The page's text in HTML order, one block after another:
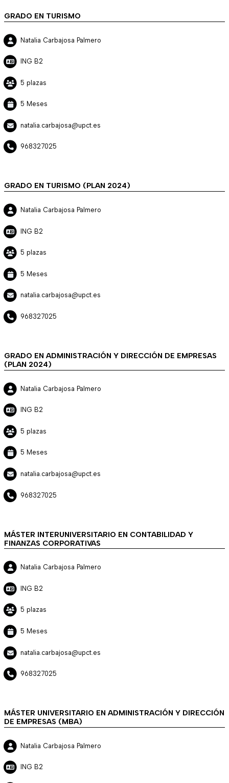
GRADO EN TURISMO
Natalia Carbajosa Palmero
ING B2
5 plazas
5 Meses
natalia.carbajosa@upct.es
968327025
GRADO EN TURISMO (PLAN 2024)
Natalia Carbajosa Palmero
ING B2
5 plazas
5 Meses
natalia.carbajosa@upct.es
968327025
GRADO EN ADMINISTRACIÓN Y DIRECCIÓN DE EMPRESAS
(PLAN 2024)
Natalia Carbajosa Palmero
ING B2
5 plazas
5 Meses
natalia.carbajosa@upct.es
968327025
MÁSTER INTERUNIVERSITARIO EN CONTABILIDAD Y
FINANZAS CORPORATIVAS
Natalia Carbajosa Palmero
ING B2
5 plazas
5 Meses
natalia.carbajosa@upct.es
968327025
MÁSTER UNIVERSITARIO EN ADMINISTRACIÓN Y DIRECCIÓN
DE EMPRESAS (MBA)
Natalia Carbajosa Palmero
ING B2